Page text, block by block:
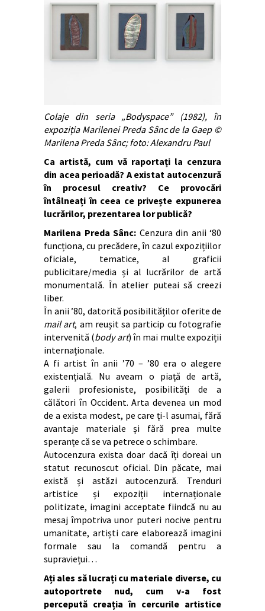
Colaje din seria „Bodyspace”(1982), în
expoziția Marilenei Preda Sânc de la Gaep ©
Marilena Preda Sânc; foto: Alexandru Paul
Ca artistă, cum vă raportați la cenzura
din acea perioadă? A existat autocenzură
în procesul creativ? Ce provocări
întâlneați în ceea ce privește expunerea
lucrărilor, prezentarea lor publică?
Marilena Preda Sânc: Cenzura din anii ‘80
funcționa, cu precădere, în cazul expozițiilor
oficiale, tematice, al graficii
publicitare/media și al lucrărilor de artă
monumentală. În atelier puteai să creezi
liber.
În anii ’80, datorită posibilităților oferite de
mail art, am reușit sa particip cu fotografie
intervenită (body art) în mai multe expoziții
internaționale.
A fi artist în anii ’70 – ’80 era o alegere
existențială. Nu aveam o piață de artă,
galerii profesioniste, posibilități de a
călători în Occident. Arta devenea un mod
de a exista modest, pe care ți-l asumai, fără
avantaje materiale și fără prea multe
speranțe că se va petrece o schimbare.
Autocenzura exista doar dacă îți doreai un
statut recunoscut oficial. Din păcate, mai
există și astăzi autocenzură. Trenduri
artistice și expoziții internaționale
politizate, imagini acceptate fiindcă nu au
mesaj împotriva unor puteri nocive pentru
umanitate, artiști care elaborează imagini
formale sau la comandă pentru a
supraviețui…
Ați ales să lucrați cu materiale diverse, cu
autoportrete nud, cum v-a fost
percepută creația în cercurile artistice